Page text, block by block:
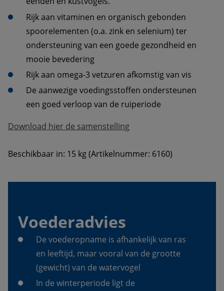
Rijk aan vitaminen en organisch gebonden
spoorelementen (o.a. zink en selenium) ter
ondersteuning van een goede gezondheid en
mooie bevedering
Rijk aan omega-3 vetzuren afkomstig van vis
De aanwezige voedingsstoffen ondersteunen
een goed verloop van de ruiperiode
Download hier de samenstelling
Beschikbaar in: 15 kg (Artikelnummer: 6160)
Voederadvies
De voederopname is afhankelijk van ras
en leeftijd, maar vooral van de grootte
(gewicht) van de watervogel
In de winterperiode ligt de